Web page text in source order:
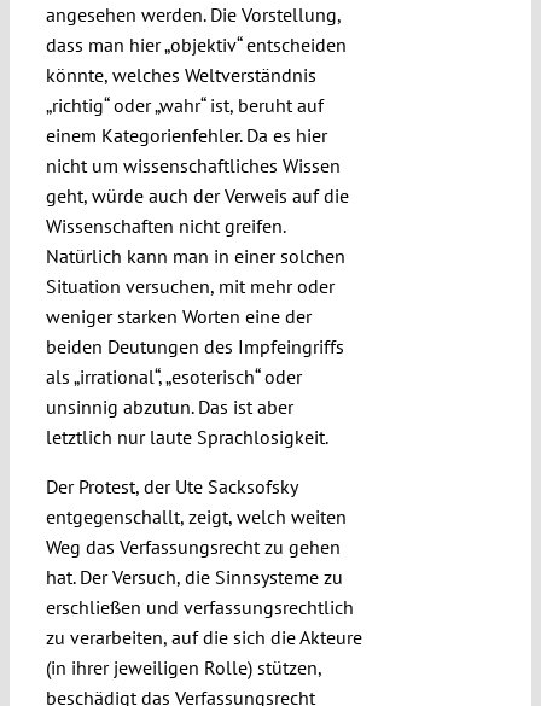
angesehen werden. Die Vorstellung,
dass man hier „objektiv“ entscheiden
könnte, welches Weltverständnis
„richtig“ oder „wahr“ ist, beruht auf
einem Kategorienfehler. Da es hier
nicht um wissenschaftliches Wissen
geht, würde auch der Verweis auf die
Wissenschaften nicht greifen.
Natürlich kann man in einer solchen
Situation versuchen, mit mehr oder
weniger starken Worten eine der
beiden Deutungen des Impfeingriffs
als „irrational“, „esoterisch“ oder
unsinnig abzutun. Das ist aber
letztlich nur laute Sprachlosigkeit.
Der Protest, der Ute Sacksofsky
entgegenschallt, zeigt, welch weiten
Weg das Verfassungsrecht zu gehen
hat. Der Versuch, die Sinnsysteme zu
erschließen und verfassungsrechtlich
zu verarbeiten, auf die sich die Akteure
(in ihrer jeweiligen Rolle) stützen,
beschädigt das Verfassungsrecht